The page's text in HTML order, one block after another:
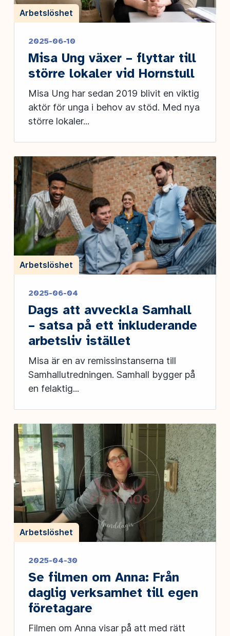
Arbetslöshet
2025-06-10
Misa Ung växer – flyttar till
större lokaler vid Hornstull
Misa Ung har sedan 2019 blivit en viktig
aktör för unga i behov av stöd. Med nya
större lokaler...
Arbetslöshet
2025-06-04
Dags att avveckla Samhall
– satsa på ett inkluderande
arbetsliv istället
Misa är en av remissinstanserna till
Samhallutredningen. Samhall bygger på
en felaktig...
Arbetslöshet
2025-04-30
Se filmen om Anna: Från
daglig verksamhet till egen
företagare
Filmen om Anna visar på att med rätt